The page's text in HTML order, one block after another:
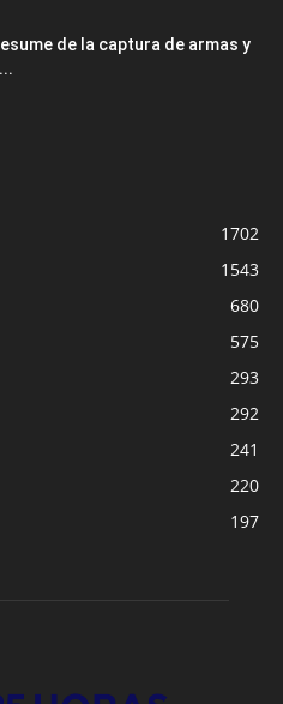
de la captura de armas y
1702
1543
680
575
293
292
241
220
197